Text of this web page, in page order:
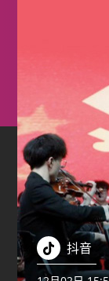
抖音
12月02日
崇德尚美 “
主题交响音